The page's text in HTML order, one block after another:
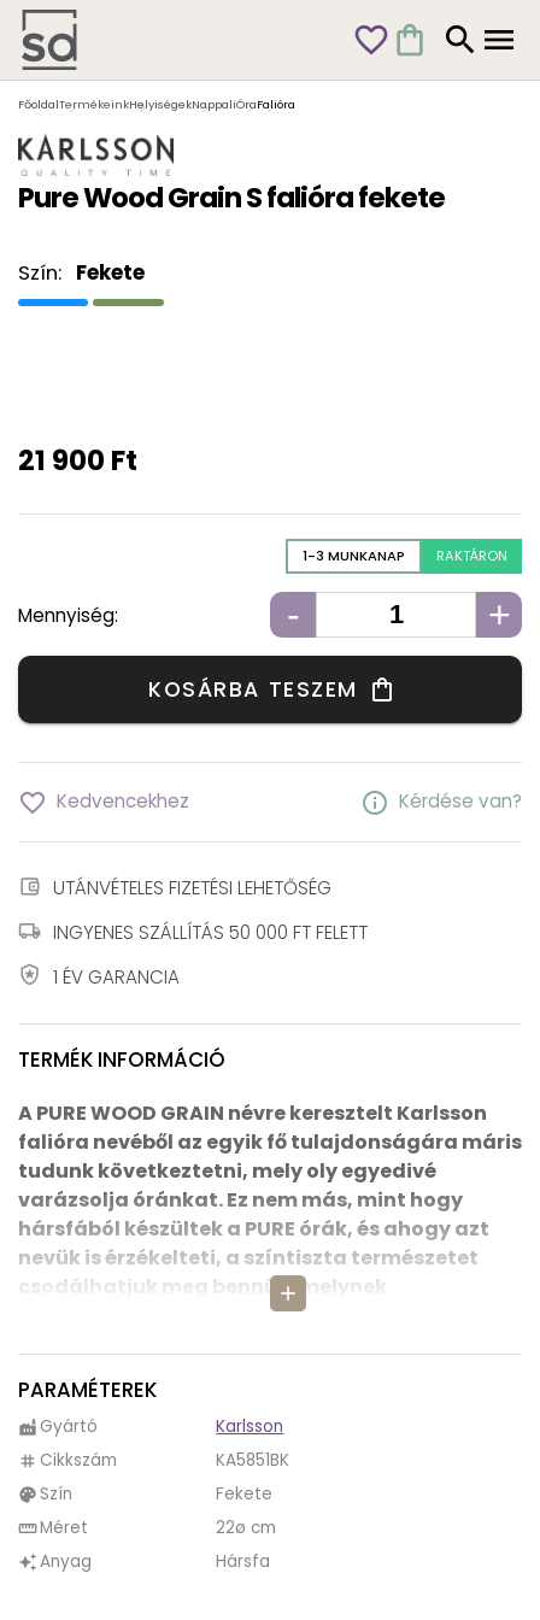
favorite_outline shopping_bag search menu
FőoldalTermékeinkHelyiségekNappaliÓraFalióra
Pure Wood Grain S falióra fekete
21 900 Ft
Szín: Fekete
1-3 MUNKANAP RAKTÁRON
Mennyiség: - +
KOSÁRBA TESZEM shopping_bag
favorite_border Kedvencekhez info Kérdése van?
account_balance_wallet UTÁNVÉTELES FIZETÉSI LEHETŐSÉG
local_shipping INGYENES SZÁLLÍTÁS 50 000 FT FELETT
local_police 1 ÉV GARANCIA
TERMÉK INFORMÁCIÓ
add
A PURE WOOD GRAIN névre keresztelt Karlsson
falióra nevéből az egyik fő tulajdonságára máris
tudunk következtetni, mely oly egyedivé
varázsolja óránkat. Ez nem más, mint hogy
hársfából készültek a PURE órák, és ahogy azt
nevük is érzékelteti, a színtiszta természetet
csodálhatjuk meg bennük, melynek
köszönhetően ritkán egyedi módon varázsolják
Különlegessége még a PURE WOOD GRAIN faliórának,
és erre a tulajdonságára is lehet következtetni,
hiszen művészien úgy nevezték el, hogy neve
többértelmű is lehessen, hogy
és az óraház, de a mutatók és a számlapon
található számok is hársfából készültek, tehát
színtisztán egy anyagból készült óránk, de
PARAMÉTEREK
factory Gyártó Karlsson
tag Cikkszám KA5851BK
palette Szín Fekete
straightenMéret 22ø cm
auto_awesomeAnyag Hársfa